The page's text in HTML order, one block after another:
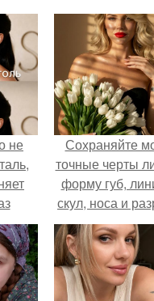
не
Сохраняйте
точные черты
форму губ,
скул, носа и
глаз.